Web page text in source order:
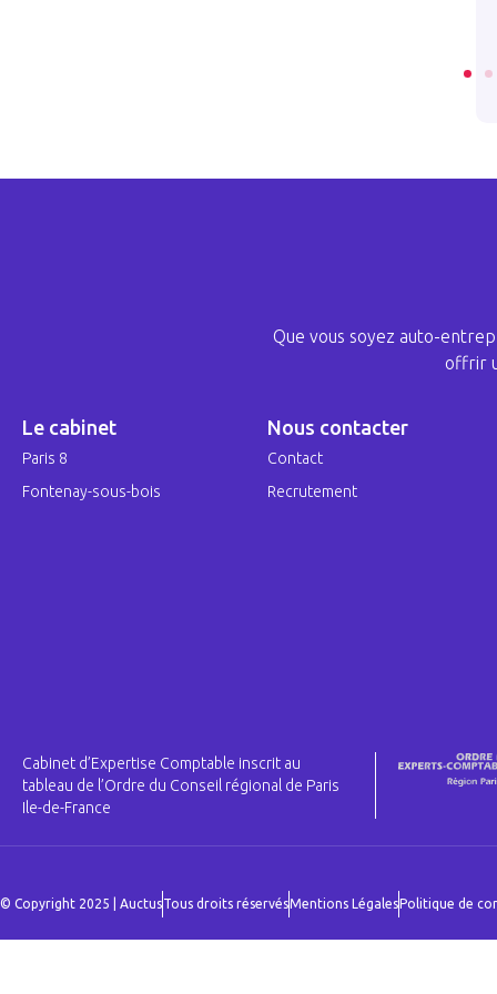
Que vous soyez auto-
offrir
Le cabinet
Paris 8
Fontenay-sous-bois
Nous contacter
Contact
Recrutement
Cabinet d’Expertise Comptable inscrit au
tableau de l’Ordre du Conseil régional de Paris
Ile-de-France
© Copyright 2025 | AuctusTous droits réservésMentions LégalesPolitique de